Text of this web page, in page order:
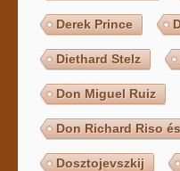
Derek Prince
Diethard Stelz
Don Miguel Ruiz
Don Richard Riso
Dosztojevszkij